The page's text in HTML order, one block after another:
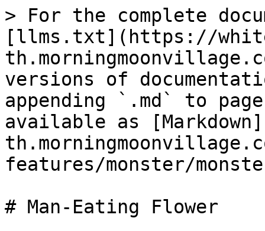
> For the complete
[llms.txt](https://
versions of
appending `.md` to
available as
features/monster/
# Man-Eating Flower